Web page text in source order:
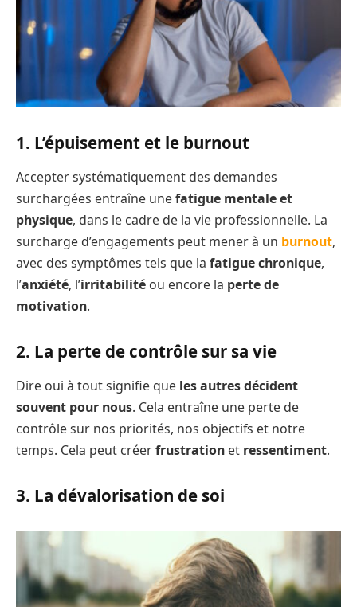
1. L’épuisement et le burnout
Accepter systématiquement des demandes
surchargées entraîne unefatigue mentale et
physique, dans le cadre de la vie professionnelle. La
surcharge d’engagements peut mener à un burnout,
avec des symptômes tels que la fatigue chronique,
l’anxiété, l’irritabilité ou encore la perte de
motivation.
2. La perte de contrôle sur sa vie
Dire oui à tout signifie que les autres décident
souvent pour nous. Cela entraîne une perte de
contrôle sur nos priorités, nos objectifs et notre
temps. Cela peut créerfrustration et ressentiment.
3. La dévalorisation de soi